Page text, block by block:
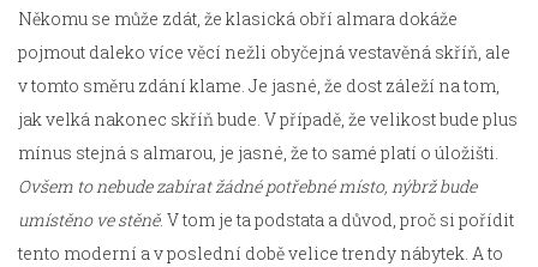
Někomu se může zdát, že klasická obří almara dokáže
pojmout daleko více věcí nežli obyčejná vestavěná skříň, ale
v tomto směru zdání klame. Je jasné, že dost záleží na tom,
jak velká nakonec skříň bude. V případě, že velikost bude plus
mínus stejná s almarou, je jasné, že to samé platí o úložišti.
Ovšem to nebude zabírat žádné potřebné místo, nýbrž bude
umístěno ve stěně. V tom je ta podstata a důvod, proč si pořídit
tento moderní a v poslední době velice trendy nábytek. A to